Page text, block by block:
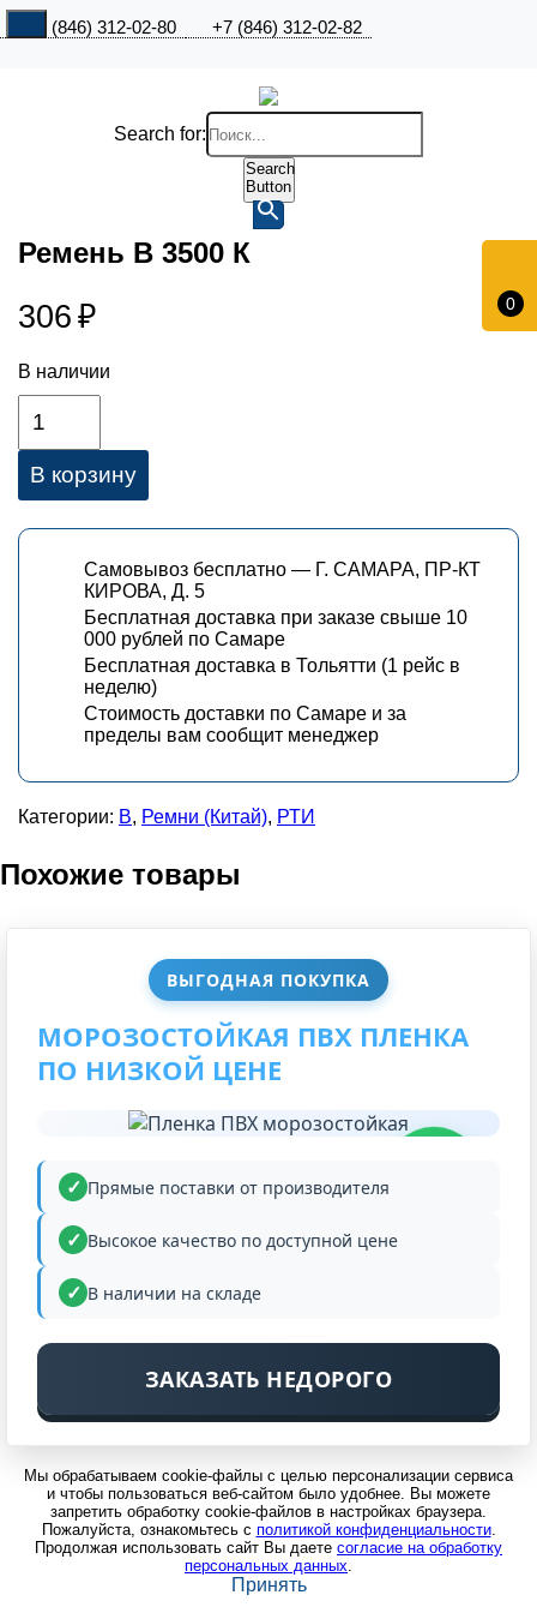
+7 (846) 312-02-80 +7 (846) 312-02-82
0
Search for:
Search
Button
ВЫГОДНАЯ ПОКУПКА
МОРОЗОСТОЙКАЯ ПВХ ПЛЕНКА
ПО НИЗКОЙ ЦЕНЕ
Прямые поставки от производителя
Высокое качество по доступной цене
В наличии на складе
ЗАКАЗАТЬ НЕДОРОГО
Ремень В 3500 К
306 ₽
В наличии
В корзину
Самовывоз бесплатно — Г. САМАРА, ПР-КТ
КИРОВА, Д. 5
Бесплатная доставка при заказе свыше 10
000 рублей по Самаре
Бесплатная доставка в Тольятти (1 рейс в
неделю)
Стоимость доставки по Самаре и за
пределы вам сообщит менеджер
Категории: В, Ремни (Китай), РТИ
Похожие товары
Мы обрабатываем cookie-файлы с целью персонализации сервиса
и чтобы пользоваться веб-сайтом было удобнее. Вы можете
запретить обработку cookie-файлов в настройках браузера.
Пожалуйста, ознакомьтесь с политикой конфиденциальности.
Продолжая использовать сайт Вы даете согласие на обработку
персональных данных.
Принять